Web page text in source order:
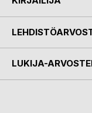
LUKIJA-